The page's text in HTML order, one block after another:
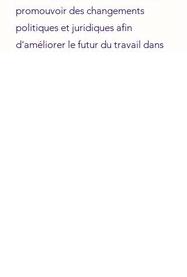
promouvoir des changements
politiques et juridiques afin
d'améliorer le futur du travail dans